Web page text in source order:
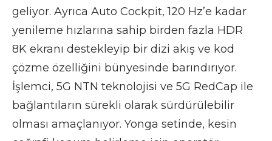
geliyor. Ayrıca Auto Cockpit, 120 Hz’e kadar
yenileme hızlarına sahip birden fazla HDR
8K ekranı destekleyip bir dizi akış ve kod
çözme özelliğini bünyesinde barındırıyor.
İşlemci, 5G NTN teknolojisi ve 5G RedCap ile
bağlantıların sürekli olarak sürdürülebilir
olması amaçlanıyor. Yonga setinde, kesin